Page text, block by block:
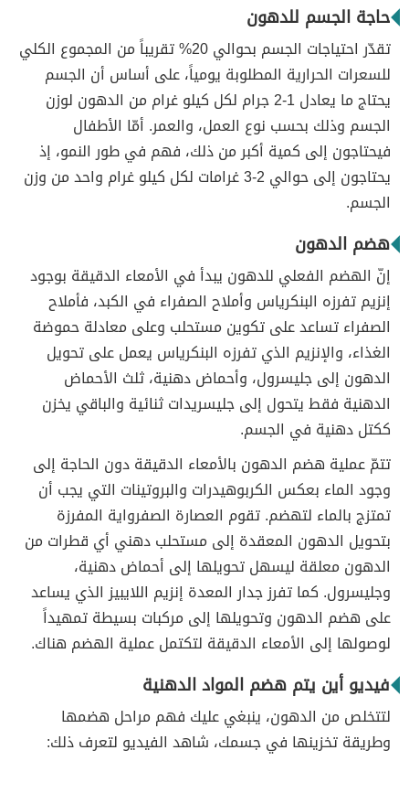
حاجة الجسم للدهون
تقدّر احتياجات الجسم بحوالي 20% تقريباً من المجموع الكلي
للسعرات الحرارية المطلوبة يومياً، على أساس أن الجسم
يحتاج ما يعادل 1-2 جرام لكل كيلو غرام من الدهون لوزن
الجسم وذلك بحسب نوع العمل، والعمر. أمّا الأطفال
فيحتاجون إلى كمية أكبر من ذلك، فهم في طور النمو، إذ
يحتاجون إلى حوالي 2-3 غرامات لكل كيلو غرام واحد من وزن
الجسم.
هضم الدهون
إنّ الهضم الفعلي للدهون يبدأ في الأمعاء الدقيقة بوجود
إنزيم تفرزه البنكرياس وأملاح الصفراء في الكبد، فأملاح
الصفراء تساعد على تكوين مستحلب وعلى معادلة حموضة
الغذاء، والإنزيم الذي تفرزه البنكرياس يعمل على تحويل
الدهون إلى جليسرول، وأحماض دهنية، ثلث الأحماض
الدهنية فقط يتحول إلى جليسريدات ثنائية والباقي يخزن
ككتل دهنية في الجسم.
تتمّ عملية هضم الدهون بالأمعاء الدقيقة دون الحاجة إلى
وجود الماء بعكس الكربوهيدرات والبروتينات التي يجب أن
تمتزج بالماء لتهضم. تقوم العصارة الصفرواية المفرزة
بتحويل الدهون المعقدة إلى مستحلب دهني أي قطرات من
الدهون معلقة ليسهل تحويلها إلى أحماض دهنية،
وجليسرول. كما تفرز جدار المعدة إنزيم اللايبيز الذي يساعد
على هضم الدهون وتحويلها إلى مركبات بسيطة تمهيداً
لوصولها إلى الأمعاء الدقيقة لتكتمل عملية الهضم هناك.
فيديو أين يتم هضم المواد الدهنية
لتتخلص من الدهون، ينبغي عليك فهم مراحل هضمها
وطريقة تخزينها في جسمك، شاهد الفيديو لتعرف ذلك: